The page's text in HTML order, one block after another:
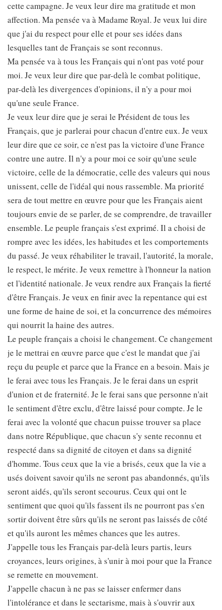
cette campagne. Je veux leur dire ma gratitude et mon
affection. Ma pensée va à Madame Royal. Je veux lui dire
que j'ai du respect pour elle et pour ses idées dans
lesquelles tant de Français se sont reconnus.
Ma pensée va à tous les Français qui n'ont pas voté pour
moi. Je veux leur dire que par-delà le combat politique,
par-delà les divergences d'opinions, il n'y a pour moi
qu'une seule France.
Je veux leur dire que je serai le Président de tous les
Français, que je parlerai pour chacun d'entre eux. Je veux
leur dire que ce soir, ce n'est pas la victoire d'une France
contre une autre. Il n'y a pour moi ce soir qu'une seule
victoire, celle de la démocratie, celle des valeurs qui nous
unissent, celle de l'idéal qui nous rassemble. Ma priorité
sera de tout mettre en œuvre pour que les Français aient
toujours envie de se parler, de se comprendre, de travailler
ensemble. Le peuple français s'est exprimé. Il a choisi de
rompre avec les idées, les habitudes et les comportements
du passé. Je veux réhabiliter le travail, l'autorité, la morale,
le respect, le mérite. Je veux remettre à l'honneur la nation
et l'identité nationale. Je veux rendre aux Français la fierté
d'être Français. Je veux en finir avec la repentance qui est
une forme de haine de soi, et la concurrence des mémoires
qui nourrit la haine des autres.
Le peuple français a choisi le changement. Ce changement
je le mettrai en œuvre parce que c'est le mandat que j'ai
reçu du peuple et parce que la France en a besoin. Mais je
le ferai avec tous les Français. Je le ferai dans un esprit
d'union et de fraternité. Je le ferai sans que personne n'ait
le sentiment d'être exclu, d'être laissé pour compte. Je le
ferai avec la volonté que chacun puisse trouver sa place
dans notre République, que chacun s'y sente reconnu et
respecté dans sa dignité de citoyen et dans sa dignité
d'homme. Tous ceux que la vie a brisés, ceux que la vie a
usés doivent savoir qu'ils ne seront pas abandonnés, qu'ils
seront aidés, qu'ils seront secourus. Ceux qui ont le
sentiment que quoi qu'ils fassent ils ne pourront pas s'en
sortir doivent être sûrs qu'ils ne seront pas laissés de côté
et qu'ils auront les mêmes chances que les autres.
J'appelle tous les Français par-delà leurs partis, leurs
croyances, leurs origines, à s'unir à moi pour que la France
se remette en mouvement.
J'appelle chacun à ne pas se laisser enfermer dans
l'intolérance et dans le sectarisme, mais à s'ouvrir aux